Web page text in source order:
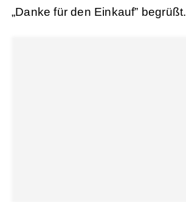
„Danke für den Einkauf” begrüßt.